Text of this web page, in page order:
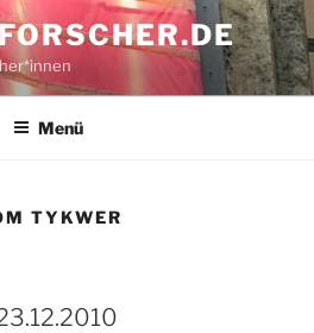
Menü
TYKWER